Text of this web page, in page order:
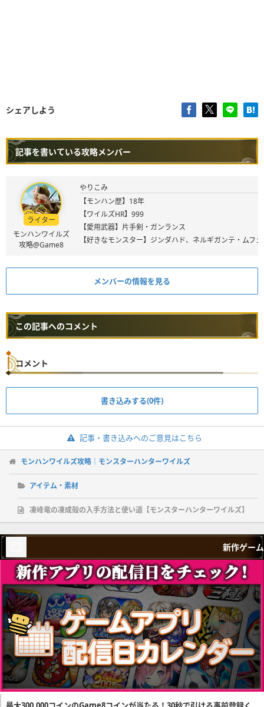
シェアしよう
記事を書いている攻略メンバー
ライター
モンハンワイルズ
攻略@Game8
やりこみ
【モンハン歴】18年
【ワイルズHR】999
【愛用武器】片手剣・ガンランス
【好きなモンスター】ジンダハド、ネルギガンテ・ムフ
メンバーの情報を見る
この記事へのコメント
コメント
書き込みする(0件)
記事・書き込みへのご意見はこちら
モンハンワイルズ攻略｜モンスターハンターワイルズ
アイテム・素材
凍峰竜の凍成殻の入手方法と使い道【モンスターハンターワイルズ】
新作ゲーム